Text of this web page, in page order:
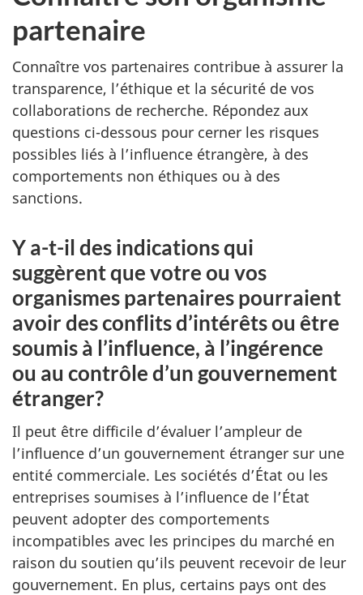
partenaire
Connaître vos partenaires contribue à assurer la
transparence, l’éthique et la sécurité de vos
collaborations de recherche. Répondez aux
questions ci-dessous pour cerner les risques
possibles liés à l’influence étrangère, à des
comportements non éthiques ou à des
sanctions.
Y a-t-il des indications qui
suggèrent que votre ou vos
organismes partenaires pourraient
avoir des conflits d’intérêts ou être
soumis à l’influence, à l’ingérence
ou au contrôle d’un gouvernement
étranger?
Il peut être difficile d’évaluer l’ampleur de
l’influence d’un gouvernement étranger sur une
entité commerciale. Les sociétés d’État ou les
entreprises soumises à l’influence de l’État
peuvent adopter des comportements
incompatibles avec les principes du marché en
raison du soutien qu’ils peuvent recevoir de leur
gouvernement. En plus, certains pays ont des